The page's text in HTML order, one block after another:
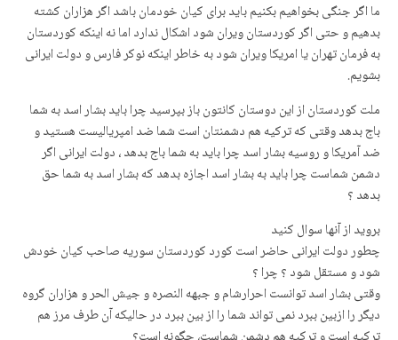
ما اگر جنگی بخواهیم بکنیم باید برای کیان خودمان باشد اگر هزاران کشته
بدهیم و حتی اگر کوردستان ویران شود اشکال ندارد اما نه اینکه کوردستان
به فرمان تهران یا امریکا ویران شود به خاطر اینکه نوکر فارس و دولت ایرانی
بشویم.
ملت کوردستان از این دوستان کانتون باز بپرسید چرا باید بشار اسد به شما
باج بدهد وقتی که ترکیه هم دشمنتان است شما ضد امپریالیست هستید و
ضد آمریکا و روسیه بشار اسد چرا باید به شما باج بدهد ، دولت ایرانی اگر
دشمن شماست چرا باید به بشار اسد اجازه بدهد که بشار اسد به شما حق
بدهد ؟
بروید از آنها سوال کنید
چطور دولت ایرانی حاضر است کورد کوردستان سوریه صاحب کیان خودش
شود و مستقل شود ؟ چرا ؟
وقتی بشار اسد توانست احرارشام و جبهه النصره و جیش الحر و هزاران گروه
دیگر را ازبین ببرد نمی تواند شما را از بین ببرد در حالیکه آن طرف مرز هم